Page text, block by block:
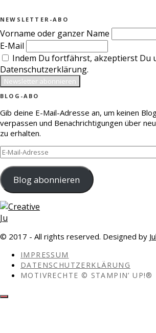
NEWSLETTER-ABO
Vorname oder ganzer Name
E-Mail
Indem Du fortfährst, akzeptierst Du
Datenschutzerklärung.
BLOG-ABO
Gib deine E-Mail-Adresse an, um keinen
verpassen und Benachrichtigungen über
zu erhalten.
E-
Mail-
Adresse
Blog abonnieren
© 2017 - All rights reserved. Designed by
IMPRESSUM
DATENSCHUTZERKLÄRUNG
MOTIVRECHTE © STAMPIN’ UP!®